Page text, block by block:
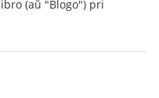
(aŭ "Blogo") pri